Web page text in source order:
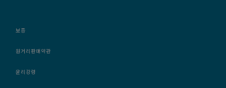
보증
원거리판매약관
윤리강령